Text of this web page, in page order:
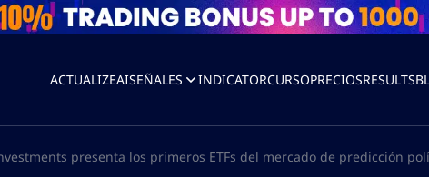
ACTUALIZEAISEÑALES INDICATORCURSOPRECIOSRESULTS
presenta los primeros ETFs del mercado de predicción